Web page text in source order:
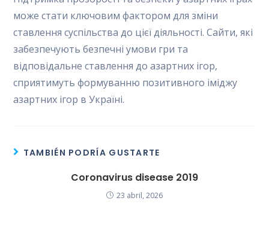
може стати ключовим фактором для зміни
ставлення суспільства до цієї діяльності. Сайти, які
забезпечують безпечні умови гри та
відповідальне ставлення до азартних ігор,
сприятимуть формуванню позитивного іміджу
азартних ігор в Україні.
TAMBIÉN PODRÍA GUSTARTE
Coronavirus disease 2019
23 abril, 2026